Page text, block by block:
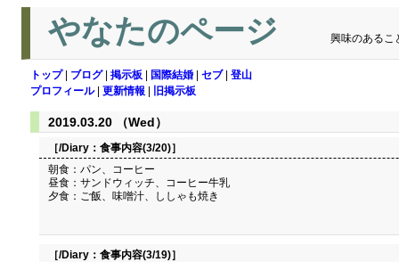
やなたのページ 興味のあるこ
トップ| ブログ| 掲示板 国際結婚 セブ| 登山
プロフィール| 更新情報 旧掲示板
2019.03.20 （Wed）
［/Diary： 食事内容(3/20)］
朝食：パン、コーヒー
昼食：サンドウィッチ、コーヒー牛乳
夕食：ご飯、味噌汁、ししゃも焼き
［/Diary： 食事内容(3/19)］